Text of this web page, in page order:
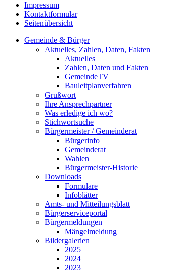
Impressum
Kontaktformular
Seitenübersicht
Gemeinde & Bürger
Aktuelles, Zahlen, Daten, Fakten
Aktuelles
Zahlen, Daten und Fakten
GemeindeTV
Bauleitplanverfahren
Grußwort
Ihre Ansprechpartner
Was erledige ich wo?
Stichwortsuche
Bürgermeister / Gemeinderat
Bürgerinfo
Gemeinderat
Wahlen
Bürgermeister-Historie
Downloads
Formulare
Infoblätter
Amts- und Mitteilungsblatt
Bürgerserviceportal
Bürgermeldungen
Mängelmeldung
Bildergalerien
2025
2024
2023